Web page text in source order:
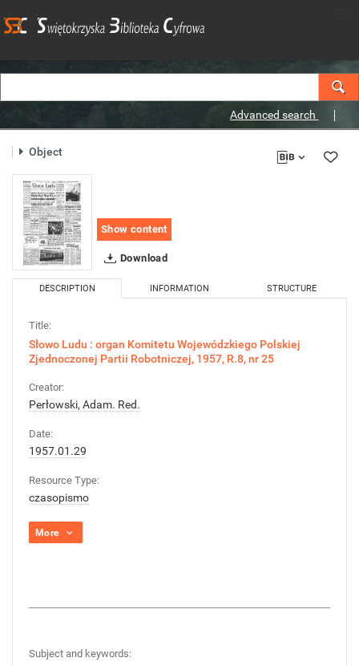
Advanced search
Object
Show content
Download
DESCRIPTION INFORMATION STRUCTURE
Title:
Słowo Ludu : organ Komitetu Wojewódzkiego Polskiej
Zjednoczonej Partii Robotniczej, 1957, R.8, nr 25
Creator:
Perłowski, Adam. Red.
Date:
1957.01.29
Resource Type:
czasopismo
More
Subject and keywords: